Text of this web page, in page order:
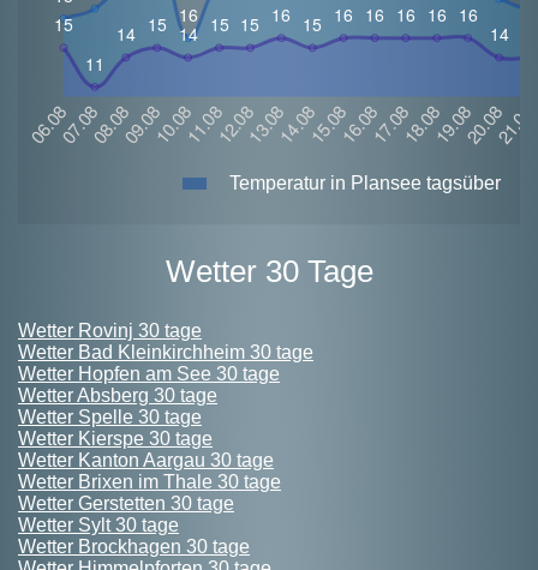
Temperatur in Plansee tagsüber
Wetter 30 Tage
Wetter Rovinj 30 tage
Wetter Bad Kleinkirchheim 30 tage
Wetter Hopfen am See 30 tage
Wetter Absberg 30 tage
Wetter Spelle 30 tage
Wetter Kierspe 30 tage
Wetter Kanton Aargau 30 tage
Wetter Brixen im Thale 30 tage
Wetter Gerstetten 30 tage
Wetter Sylt 30 tage
Wetter Brockhagen 30 tage